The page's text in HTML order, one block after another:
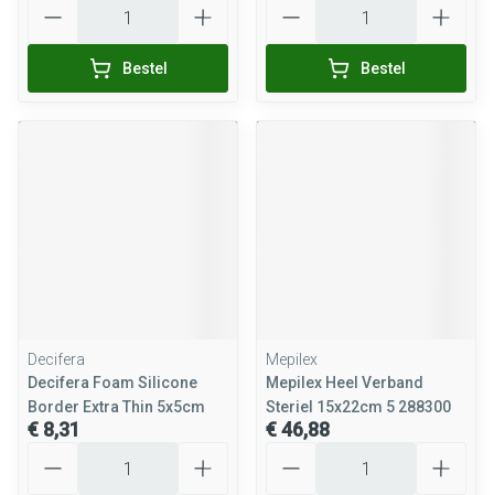
Bestel Bestel
Decifera
Decifera Foam Silicone
Border Extra Thin 5x5cm
€ 8,31
Mepilex
Mepilex Heel Verband
Steriel 15x22cm 5 288300
€ 46,88